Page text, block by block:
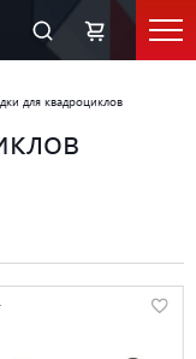
для квадроциклов